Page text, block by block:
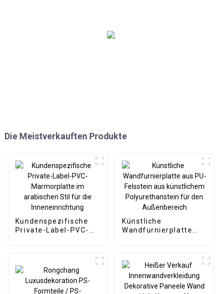
Die Meistverkauften Produkte
Kundenspezifische
Private-Label-PVC-
Künstliche
Wandfurnierplatte
den Außenbereich